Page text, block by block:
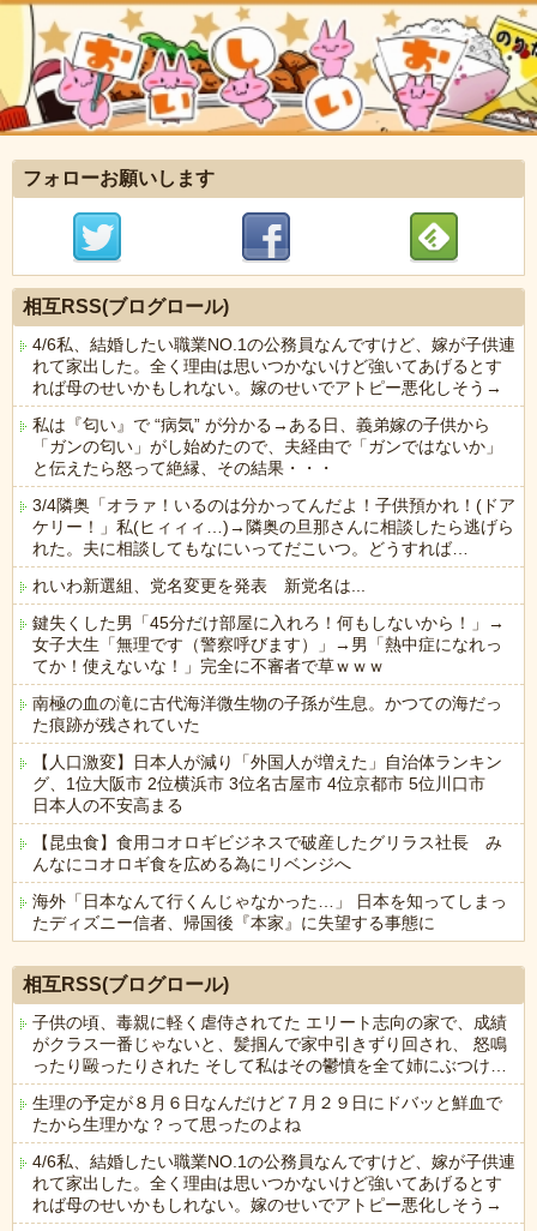
フォローお願いします
相互RSS(ブログロール)
4/6私、結婚したい職業NO.1の公務員なんですけど、嫁が子供連
れて家出した。全く理由は思いつかないけど強いてあげるとす
れば母のせいかもしれない。嫁のせいでアトピー悪化しそう→
私は『匂い』で “病気” が分かる→ある日、義弟嫁の子供から
「ガンの匂い」がし始めたので、夫経由で「ガンではないか」
と伝えたら怒って絶縁、その結果・・・
3/4隣奥「オラァ！いるのは分かってんだよ！子供預かれ！(ドア
ケリー！」私(ヒィィィ…)→隣奥の旦那さんに相談したら逃げら
れた。夫に相談してもなにいってだこいつ。どうすれば…
れいわ新選組、党名変更を発表 新党名は...
鍵失くした男「45分だけ部屋に入れろ！何もしないから！」→
女子大生「無理です（警察呼びます）」→男「熱中症になれっ
てか！使えないな！」完全に不審者で草ｗｗｗ
南極の血の滝に古代海洋微生物の子孫が生息。かつての海だっ
た痕跡が残されていた
【人口激変】日本人が減り「外国人が増えた」自治体ランキン
グ、1位大阪市 2位横浜市 3位名古屋市 4位京都市 5位川口市
日本人の不安高まる
【昆虫食】食用コオロギビジネスで破産したグリラス社長 み
んなにコオロギ食を広める為にリベンジへ
海外「日本なんて行くんじゃなかった…」 日本を知ってしまっ
たディズニー信者、帰国後『本家』に失望する事態に
相互RSS(ブログロール)
子供の頃、毒親に軽く虐侍されてた エリート志向の家で、成績
がクラス一番じゃないと、髪掴んで家中引きずり回され、 怒鳴
ったり毆ったりされた そして私はその鬱憤を全て姉にぶつけ…
生理の予定が８月６日なんだけど７月２９日にドバッと鮮血で
たから生理かな？って思ったのよね
4/6私、結婚したい職業NO.1の公務員なんですけど、嫁が子供連
れて家出した。全く理由は思いつかないけど強いてあげるとす
れば母のせいかもしれない。嫁のせいでアトピー悪化しそう→